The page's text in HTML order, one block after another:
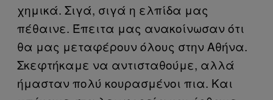
χημικά. Σιγά, σιγά η ελπίδα μας
πέθαινε. Έπειτα μας ανακοίνωσαν ότι
θα μας μεταφέρουν όλους στην Αθήνα.
Σκεφτήκαμε να αντισταθούμε, αλλά
ήμασταν πολύ κουρασμένοι πια. Και